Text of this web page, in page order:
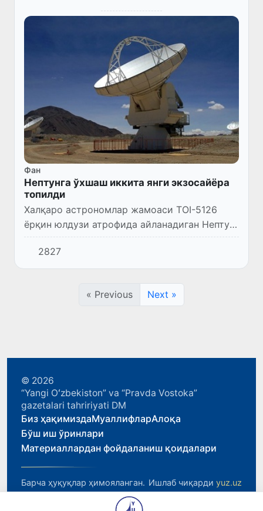
Фан
Нептунга ўхшаш иккита янги экзосайёра
топилди
Халқаро астрономлар жамоаси TOI-5126
ёрқин юлдузи атрофида айланадиган Нептун
ўлчамидаги иккита янги экзосайёра
топилгани ҳақида хабар берди.
2827
« Previous Next »
© 2026
“Yangi Oʻzbekiston” va “Pravda Vostoka”
gazetalari tahririyati DM
Биз ҳақимиздаМуаллифларАлоқа
Бўш иш ўринлари
Материаллардан фойдаланиш қоидалари
Барча ҳуқуқлар ҳимояланган. Ишлаб чиқарди yuz.uz